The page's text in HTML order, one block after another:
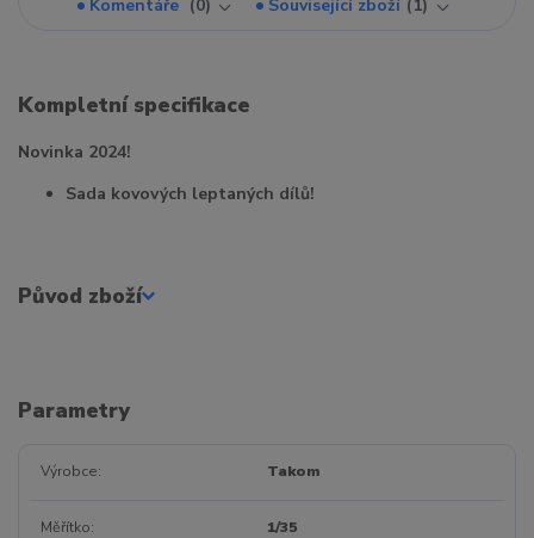
Komentáře
0 Související zboží 1
Kompletní specifikace
Novinka 2024!
Sada kovových leptaných dílů!
Původ zboží
Parametry
Výrobce Takom
Měřítko 1/35